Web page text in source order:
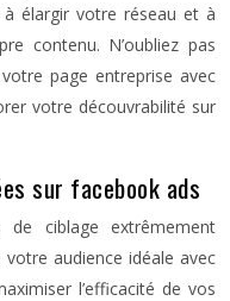
élargir votre réseau et à
contenu. N’oubliez pas
page entreprise avec
votre découvrabilité sur
sur facebook ads
de ciblage extrêmement
audience idéale avec
l’efficacité de vos